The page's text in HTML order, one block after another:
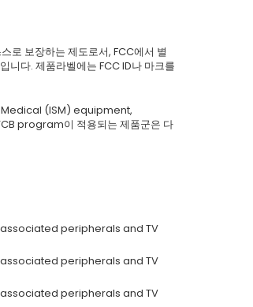
로 보장하는 제도로서, FCC에서 별
니다. 제품라벨에는 FCC ID나 마크를
Medical (ISM) equipment,
program이 적용되는 제품군은 다
peripherals and TV
peripherals and TV
peripherals and TV